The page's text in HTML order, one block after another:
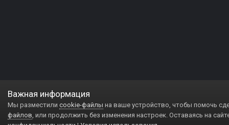
Важная информация
Мы разместили cookie-файлы на ваше устройство, чтобы помочь
файлов, или продолжить без изменения настроек. Оставаясь на